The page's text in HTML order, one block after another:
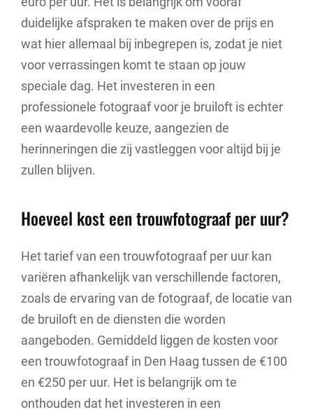
duidelijke afspraken te maken over de prijs en
wat hier allemaal bij inbegrepen is, zodat je niet
voor verrassingen komt te staan op jouw
speciale dag. Het investeren in een
professionele fotograaf voor je bruiloft is echter
een waardevolle keuze, aangezien de
herinneringen die zij vastleggen voor altijd bij je
zullen blijven.
Hoeveel kost een trouwfotograaf per uur?
Het tarief van een trouwfotograaf per uur kan
variëren afhankelijk van verschillende factoren,
zoals de ervaring van de fotograaf, de locatie van
de bruiloft en de diensten die worden
aangeboden. Gemiddeld liggen de kosten voor
een trouwfotograaf in Den Haag tussen de €100
en €250 per uur. Het is belangrijk om te
onthouden dat het investeren in een